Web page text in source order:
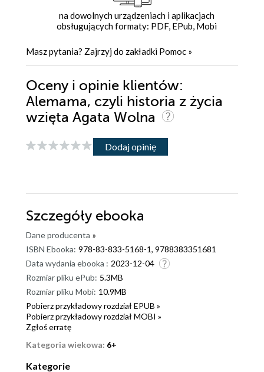
na dowolnych urządzeniach i aplikacjach
obsługujących formaty: PDF, EPub, Mobi
Masz pytania? Zajrzyj do zakładki Pomoc »
Oceny i opinie klientów:
Alemama, czyli historia z życia
wzięta Agata Wolna
Dodaj opinię
Szczegóły ebooka
Dane producenta »
ISBN Ebooka: 978-83-833-5168-1, 9788383351681
Data wydania ebooka : 2023-12-04
Rozmiar pliku ePub: 5.3MB
Rozmiar pliku Mobi: 10.9MB
Pobierz przykładowy rozdział EPUB »
Pobierz przykładowy rozdział MOBI »
Zgłoś erratę
Kategoria wiekowa: 6+
Kategorie